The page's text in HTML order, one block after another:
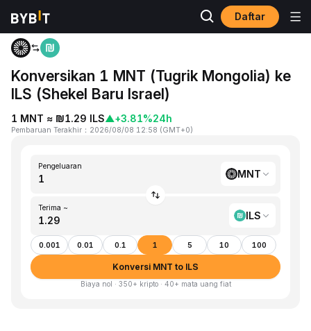
Daftar
Beranda
Konversikan 1 MNT (Tugrik Mongolia) ke
ILS (Shekel Baru Israel)
1 MNT ≈ ₪1.29 ILS▲+3.81%24h
Pembaruan Terakhir ： 2026/08/08 12:58 (GMT+0)
Pengeluaran
MNT
Terima ~
ILS
0.001 0.01 0.1 1 5 10 100
Konversi MNT to ILS
Biaya nol · 350+ kripto · 40+ mata uang fiat